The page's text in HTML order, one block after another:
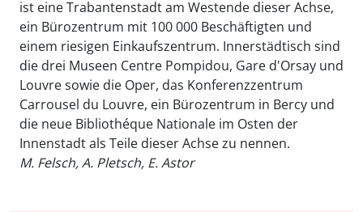
ist eine Trabantenstadt am Westende dieser Achse,
ein Bürozentrum mit 100 000 Beschäftigten und
einem riesigen Einkaufszentrum. Innerstädtisch sind
die drei Museen Centre Pompidou, Gare d'Orsay und
Louvre sowie die Oper, das Konferenzzentrum
Carrousel du Louvre, ein Bürozentrum in Bercy und
die neue Bibliothéque Nationale im Osten der
Innenstadt als Teile dieser Achse zu nennen.
M. Felsch, A. Pletsch, E. Astor